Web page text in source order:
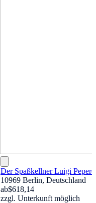
Der Spaßkellner Luigi
10969 Berlin, Deutschland
ab$618,14
zzgl. Unterkunft möglich